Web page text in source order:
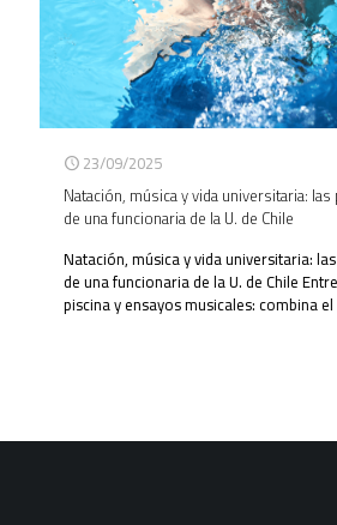
23/09/2025
Natación, música y vida universitaria:
de una funcionaria de la U. de Chile
Natación, música y vida universitaria:
de una funcionaria de la U. de Chile
piscina y ensayos musicales: combina el